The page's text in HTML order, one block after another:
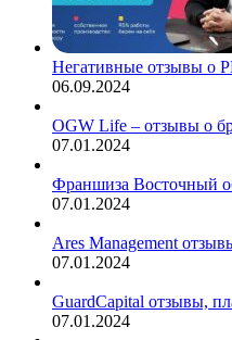
Негативные отзывы о
06.09.2024
OGW Life – отзывы о
07.01.2024
Франшиза Восточный
07.01.2024
Ares Management
07.01.2024
GuardCapital отзывы,
07.01.2024